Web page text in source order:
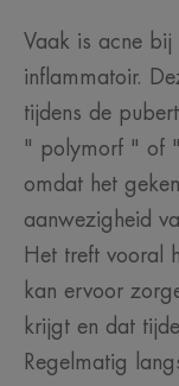
Vaak is acne bij
inflammatoir.
tijdens de
" polymorf " of
omdat het
aanwezigheid
Het treft vooral
kan ervoor
krijgt en dat
Regelmatig